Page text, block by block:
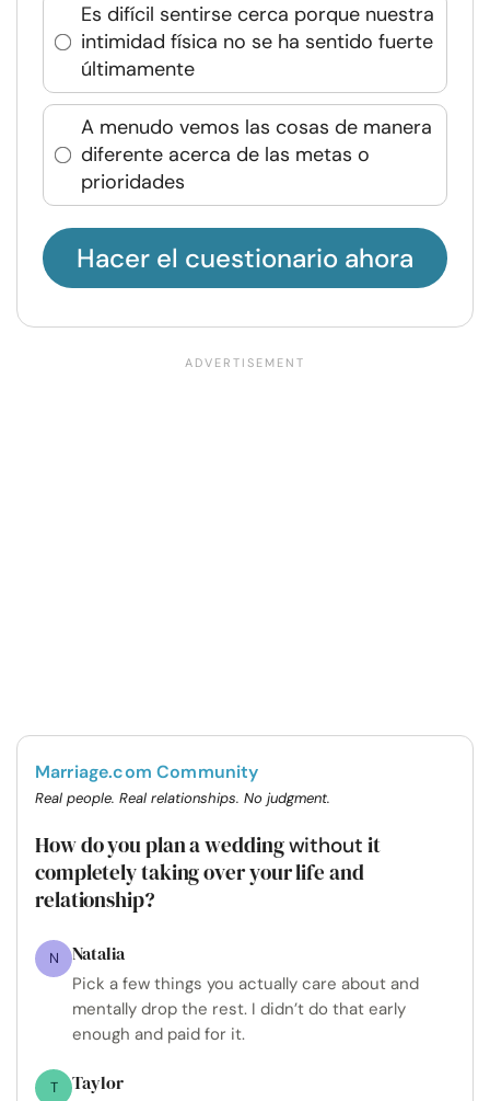
Es difícil sentirse cerca porque nuestra
intimidad física no se ha sentido fuerte
últimamente
A menudo vemos las cosas de manera
diferente acerca de las metas o
prioridades
Hacer el cuestionario ahora
Marriage.com Community
Real people. Real relationships. No judgment.
How do you plan a weddingwithout it
completely taking over your life and
relationship?
N Natalia
Pick a few things you actually care about and
mentally drop the rest. I didn’t do that early
enough and paid for it.
T Taylor